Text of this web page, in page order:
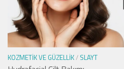
KOZMETIK VE GÜZELLIK/ SLAYT